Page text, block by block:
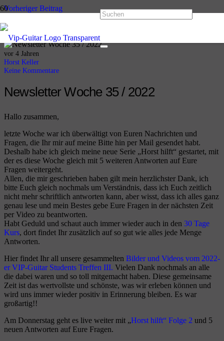
Vorheriger Beitrag
VIP-Guitar Newsletter Woche 34 / 2022
Nächster Beitrag
Newsletter Woche 36 / 2022
vor 4 Jahren
Horst Keller
Keine Kommentare
Newsletter Woche 35 / 2022
Hallo zusammen,
letzte Woche war ich überwältigt von Euren Nachrichten und
Fragen, die Ihr mir auf meine Bitte hin per Mail gesendet habt.
Deshalb habe ich gleich meine neue Serie „Horst hilft“ gestartet, mit
der es diese Woche gleich mit 5 weiteren Antworten auf Eure
Fragen weitergeht.
Allen, die mir geschrieben haben gilt mein herzlichster Dank, ich
bitte Euch gleich nochmals um Verständnis, dass ich Euch zeitlich
nicht mehr schriftlich antworten kann, aber wisst, dass ich alles ganz
genau lese und mein Bestes gebe Eure Fragen in der nächsten Zeit
per Video zu beantworten.
Habt Geduld und schaut auch immer wieder auch in den 30 Tage
Kurs, dort findet Ihr zusätzlich auf so gut wie alles jede Menge
Antworten.
Hier findet Ihr all unsere gesammelten Bilder und Videos vom 2022-
er VIP-Guitar Students Treffen III. Vielen Dank nochmals an alle
die dabei waren und so toll mitgemacht haben. Diese gemeinsame
Zeit ist das wertvollste und schönste, was wir erleben können und
wird uns immer wieder positiv in Erinnerung bleiben. Es war
großartig!!
Am Donnerstag geht es live weiter mit „Horst hilft“ Folge 2 und 5
neuen Antworten auf Eure Fragen.